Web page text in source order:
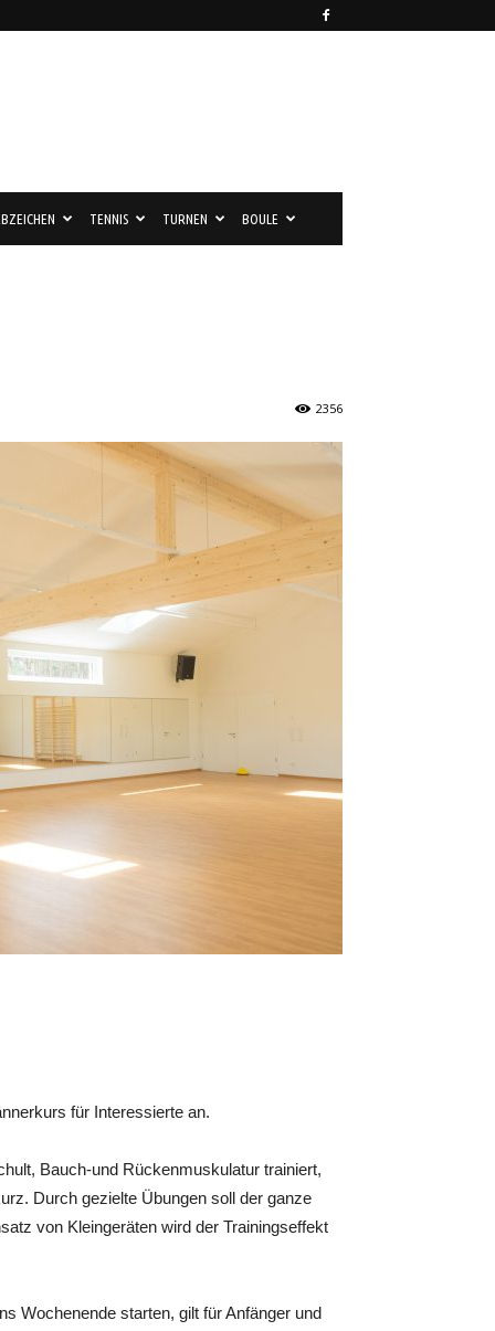
TENNIS TURNEN BOULE
2356
für Interessierte an.
Bauch-und Rückenmuskulatur trainiert,
Durch gezielte Übungen soll der ganze
von Kleingeräten wird der Trainingseffekt
Wochenende starten, gilt für Anfänger und